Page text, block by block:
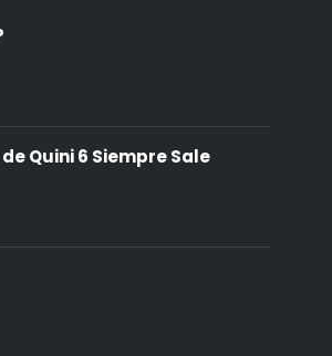
Quini 6 Siempre Sale